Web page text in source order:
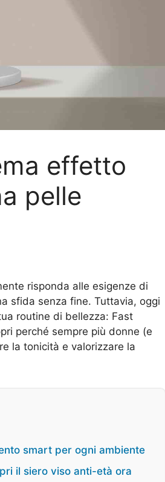
effetto
pelle
risponda alle esigenze di
sfida senza fine. Tuttavia, oggi
routine di bellezza: Fast
perché sempre più donne (e
la tonicità e valorizzare la
smart per ogni ambiente
il siero viso anti-età ora